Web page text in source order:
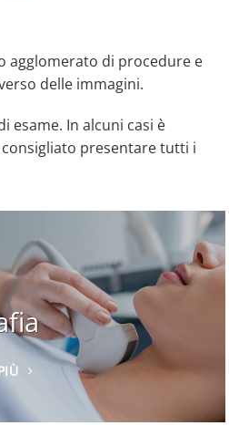
agglomerato di procedure e
delle immagini.
esame. In alcuni casi è
presentare tutti i